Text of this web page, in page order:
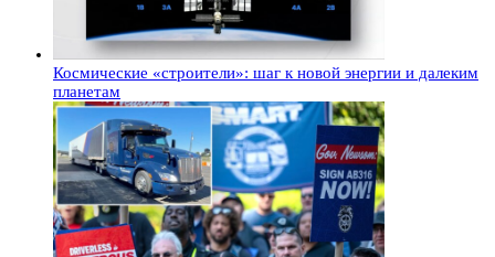
Космические «строители»: шаг к новой энергии и далеким
планетам